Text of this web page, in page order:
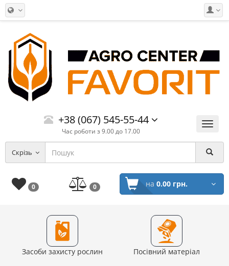
Меню
+38 (067) 545-55-44
Час роботи з 9.00 до 17.00
Скрізь
0 0 на 0.00 грн.
Засоби захисту рослин Посівний матеріал